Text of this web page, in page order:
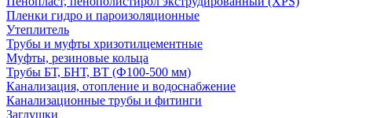
Пленки гидро и пароизоляционные
Утеплитель
Трубы и муфты хризотилцементные
Муфты, резиновые кольца
Трубы БТ, БНТ, ВТ (Ф100-500 мм)
Канализация, отопление и водоснабжение
Канализационные трубы и фитинги
Заглушки